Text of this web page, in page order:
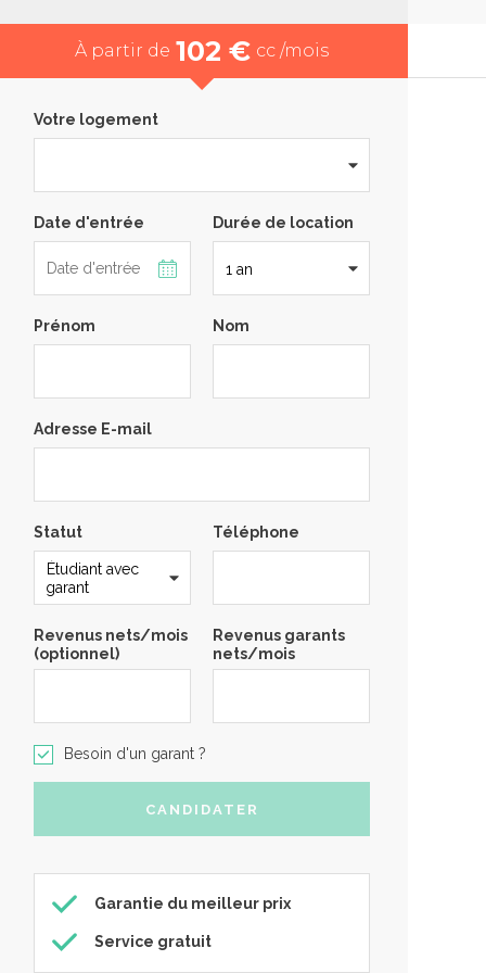
À partir de 102 € cc /mois
Votre logement
Date d'entrée Durée de location
Prénom Nom
Adresse E-mail
Statut Téléphone
Revenus nets/mois
(optionnel)
Revenus garants
nets/mois
Besoin d'un garant ?
Garantie du meilleur prix
Service gratuit